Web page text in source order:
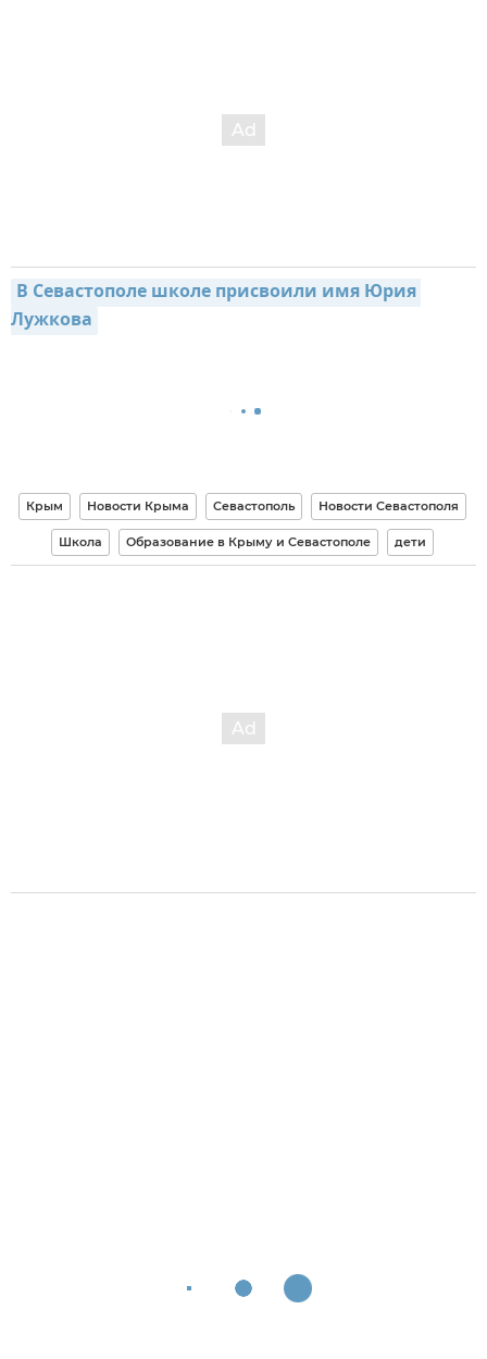
В Севастополе школе присвоили имя Юрия
Лужкова
Крым Новости Крыма Севастополь Новости Севастополя
Школа Образование в Крыму и Севастополе дети